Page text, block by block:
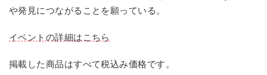
や発見につながることを願っている。
イベントの詳細はこちら
掲載した商品はすべて税込み価格です。